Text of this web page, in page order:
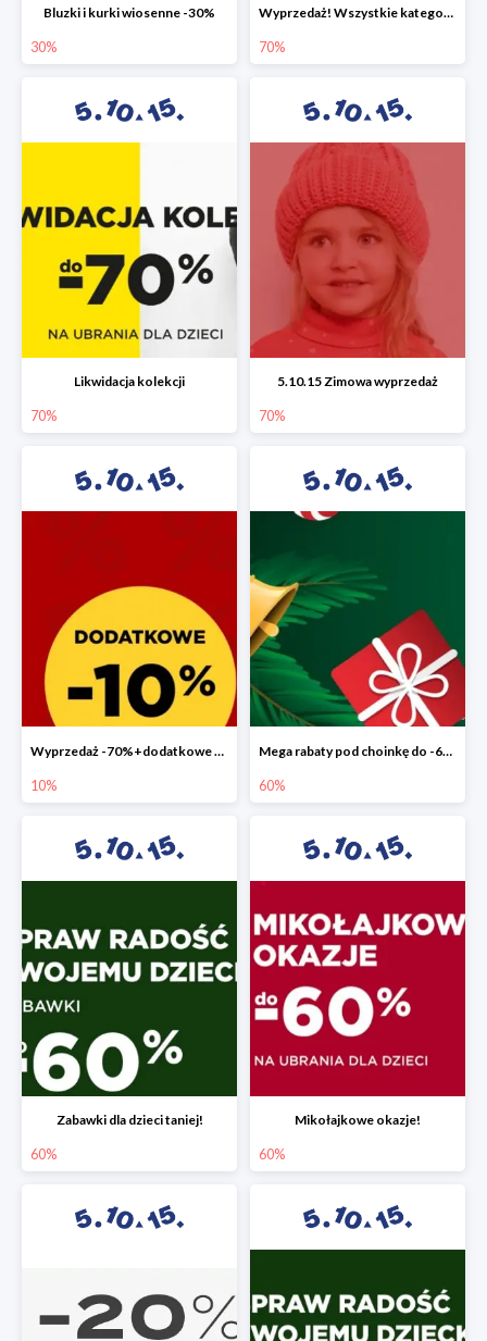
Bluzki i kurki wiosenne -30%
30%
Wyprzedaż! Wszystkie kategorie do -70%
70%
Likwidacja kolekcji
70%
5.10.15 Zimowa wyprzedaż
70%
Wyprzedaż -70%+dodatkowe 10%
10%
Mega rabaty pod choinkę do -60%
60%
Zabawki dla dzieci taniej!
60%
Mikołajkowe okazje!
60%